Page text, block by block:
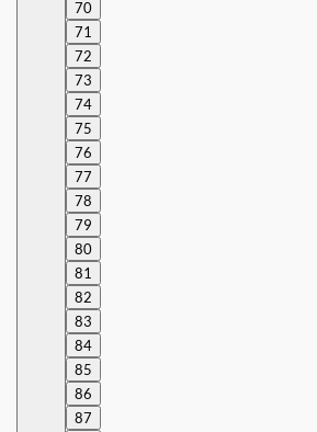
70
71
72
73
74
75
76
77
78
79
80
81
82
83
84
85
86
87